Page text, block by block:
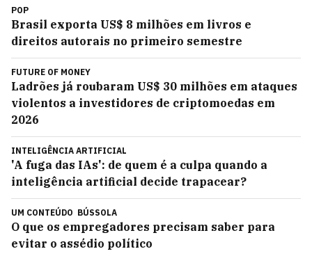
POP
Brasil exporta US$ 8 milhões em livros e
direitos autorais no primeiro semestre
FUTURE OF MONEY
Ladrões já roubaram US$ 30 milhões em ataques
violentos a investidores de criptomoedas em
2026
INTELIGÊNCIA ARTIFICIAL
'A fuga das IAs': de quem é a culpa quando a
inteligência artificial decide trapacear?
UM CONTEÚDO BÚSSOLA
O que os empregadores precisam saber para
evitar o assédio político